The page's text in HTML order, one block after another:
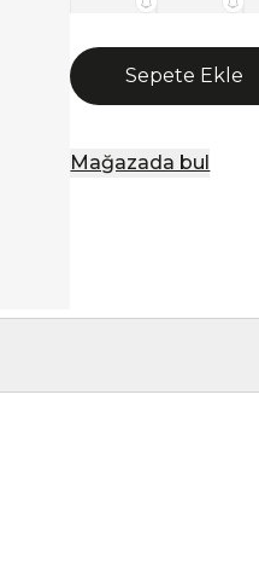
Sepete Ekle
Mağazada bul